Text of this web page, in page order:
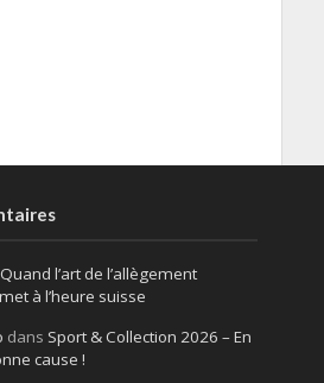
l’art de l’allègement
à l’heure suisse
dans Sport & Collection 2026 – En
cause !